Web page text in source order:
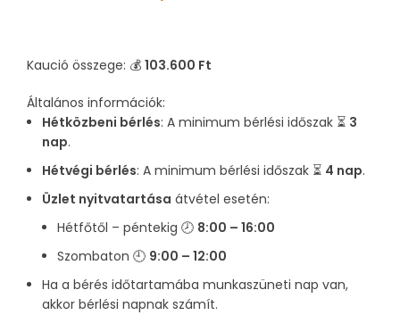
Kaució összege: 💰 103.600 Ft
Általános információk:
Hétközbeni bérlés: A minimum bérlési időszak ⏳ 3
nap.
Hétvégi bérlés: A minimum bérlési időszak ⏳ 4 nap.
Üzlet nyitvatartása átvétel esetén:
Hétfőtől – péntekig 🕗 8:00 – 16:00
Szombaton 🕘 9:00 – 12:00
Ha a bérés időtartamába munkaszüneti nap van,
akkor bérlési napnak számít.